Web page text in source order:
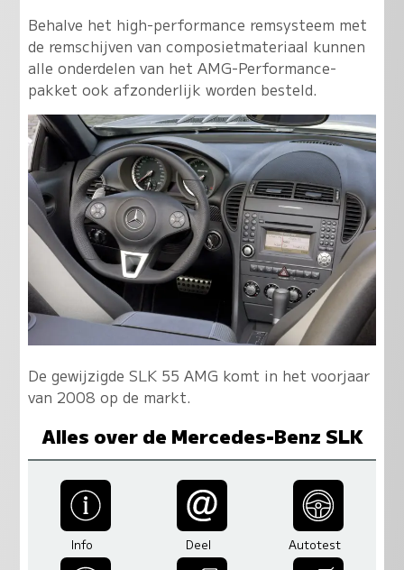
Behalve het high-performance remsysteem met
de remschijven van composietmateriaal kunnen
alle onderdelen van het AMG-Performance-
pakket ook afzonderlijk worden besteld.
De gewijzigde SLK 55 AMG komt in het voorjaar
van 2008 op de markt.
Alles over de Mercedes-Benz SLK
Info Deel Autotest